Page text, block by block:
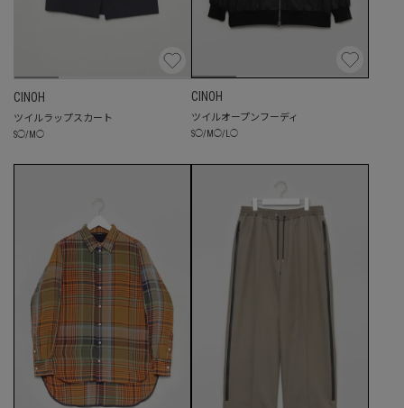
CINOH
ツイルラップスカート
S◯/ M ◯
CINOH
ツイルオープンフーディ
S◯/ M ◯/ ◯